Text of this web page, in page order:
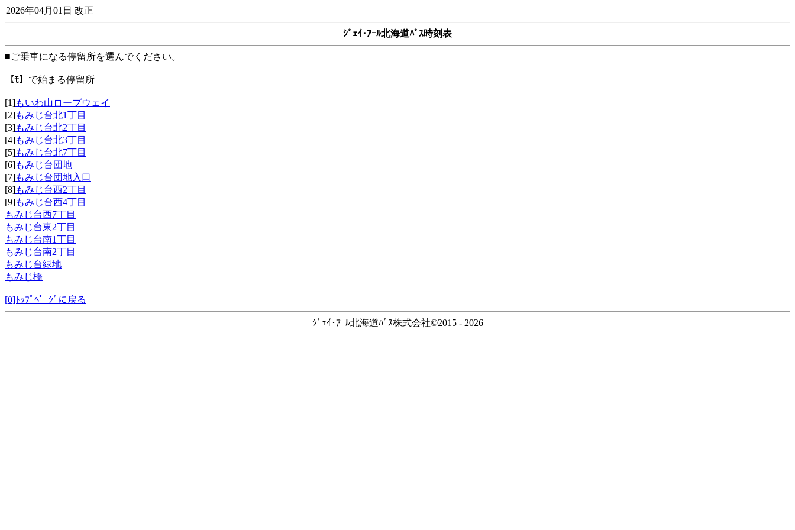
2026年04月01日 改正
ｼﾞｪｲ･ｱｰﾙ北海道ﾊﾞｽ時刻表
■ご乗車になる停留所を選んでください。
【ﾓ】 で始まる停留所
[1]もいわ山ロープウェイ
[2]もみじ台北1丁目
[3]もみじ台北2丁目
[4]もみじ台北3丁目
[5]もみじ台北7丁目
[6]もみじ台団地
[7]もみじ台団地入口
[8]もみじ台西2丁目
[9]もみじ台西4丁目
もみじ台西7丁目
もみじ台東2丁目
もみじ台南1丁目
もみじ台南2丁目
もみじ台緑地
もみじ橋
[0]ﾄｯﾌﾟﾍﾟｰｼﾞに戻る
ｼﾞｪｲ･ｱｰﾙ北海道ﾊﾞｽ株式会社©2015 - 2026